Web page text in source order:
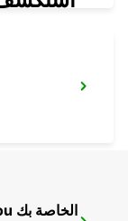
اكتشف مزايا Privilege For You الخاصة بك